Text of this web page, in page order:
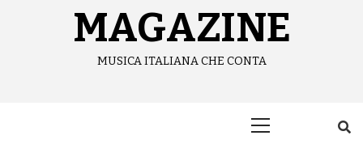
MAGAZINE
MUSICA ITALIANA CHE CONTA